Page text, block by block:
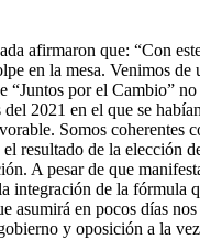
afirmaron que: “Con
en la mesa. Venimos de
“Juntos por el Cambio”
2021 en el que se
Somos coherentes
resultado de la elección
A pesar de que
integración de la fórmula
asumirá en pocos días
y oposición a la